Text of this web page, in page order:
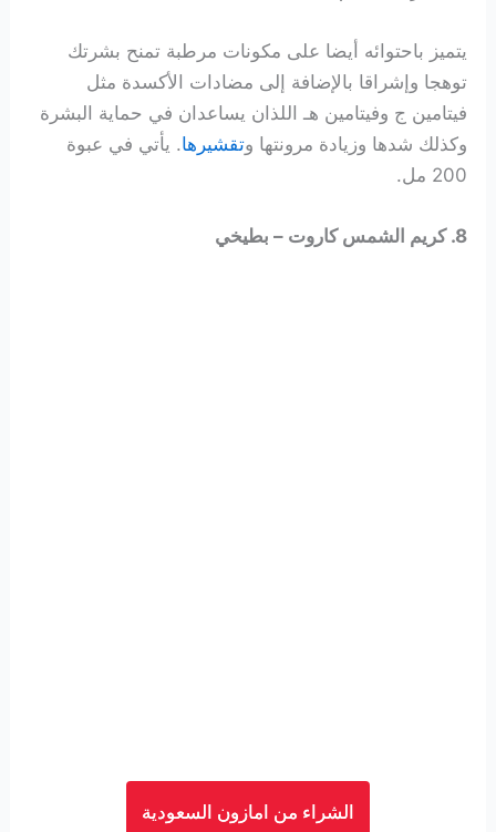
يتميز باحتوائه أيضا على مكونات مرطبة تمنح بشرتك
توهجا وإشراقا بالإضافة إلى مضادات الأكسدة مثل
فيتامين ج وفيتامين هـ اللذان يساعدان في حماية البشرة
وكذلك شدها وزيادة مرونتها وتقشيرها. يأتي في عبوة
200 مل.
8. كريم الشمس كاروت – بطيخي
الشراء من امازون السعودية